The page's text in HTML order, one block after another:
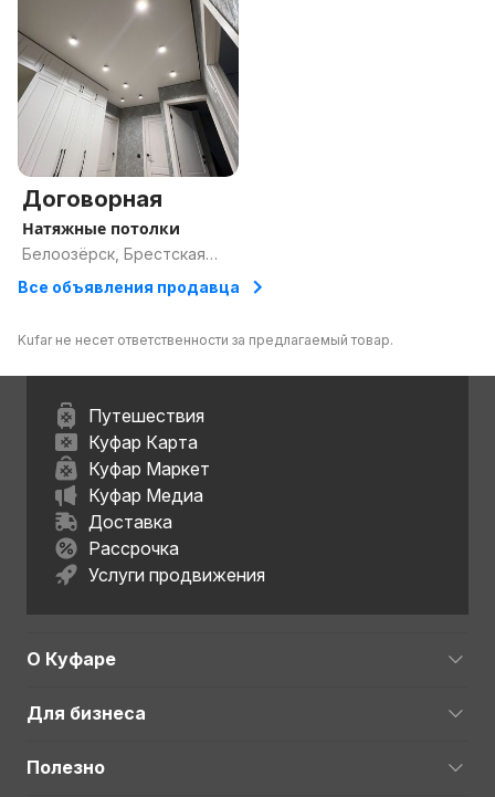
Договорная
Натяжные потолки
Белоозёрск, Брестская
Все объявления продавца
Kufar не несет ответственности за предлагаемый товар.
Путешествия
Куфар Карта
Куфар Маркет
Куфар Медиа
Доставка
Рассрочка
Услуги продвижения
О Куфаре
Для бизнеса
Полезно